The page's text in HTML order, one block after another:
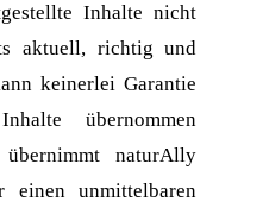
Inhalte nicht
aktuell, richtig und
keinerlei Garantie
übernommen
übernimmt naturAlly
unmittelbaren